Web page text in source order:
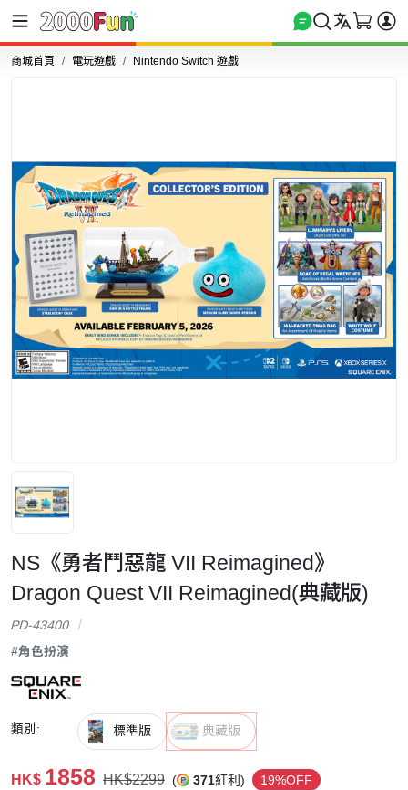
商城首頁 電玩遊戲 Nintendo Switch 遊戲
NS《勇者鬥惡龍 VII Reimagined》
Dragon Quest VII Reimagined(典藏版)
PD-43400
#角色扮演
類別: 標準版 典藏版
HK$ 1858 HK$2299 ( 371紅利) 19%OFF